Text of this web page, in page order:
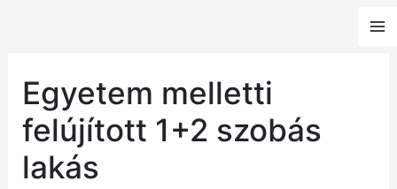
Egyetem melletti
felújított 1+2 szobás
lakás